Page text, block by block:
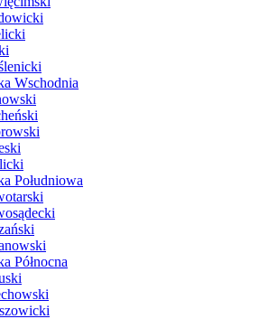
Wschodnia
Południowa
Północna